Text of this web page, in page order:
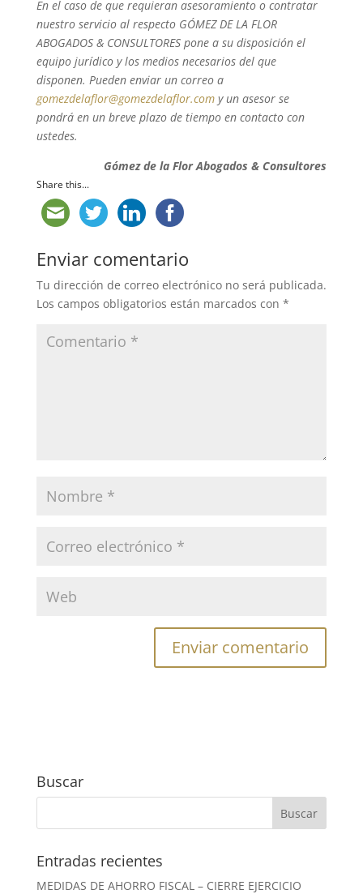
En el caso de que requieran asesoramiento o contratar
nuestro servicio al respecto GÓMEZ DE LA FLOR
ABOGADOS & CONSULTORES pone a su disposición el
equipo jurídico y los medios necesarios del que
disponen. Pueden enviar un correo a
gomezdelaflor@gomezdelaflor.comy un asesor se
pondrá en un breve plazo de tiempo en contacto con
ustedes.
Gómez de la Flor Abogados & Consultores
Share this...
Enviar comentario
Tu dirección de correo electrónico no será publicada.
Los campos obligatorios están marcados con *
Buscar
Entradas recientes
MEDIDAS DE AHORRO FISCAL – CIERRE EJERCICIO